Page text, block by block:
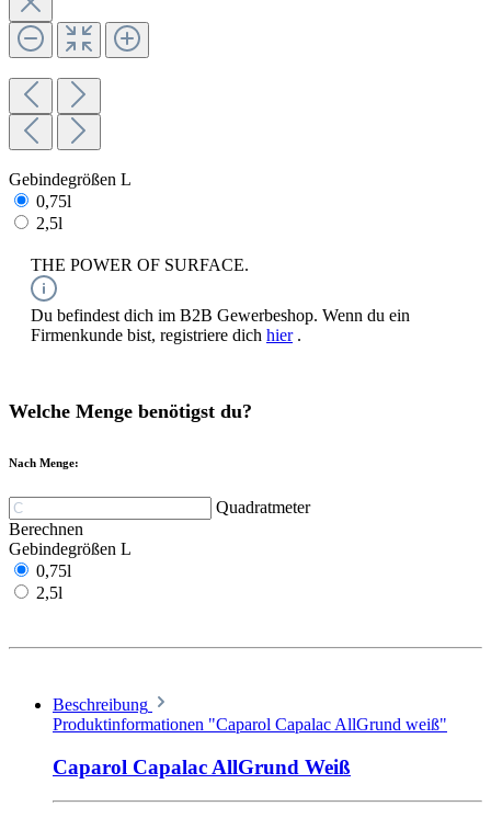
Gebindegrößen L
0,75l
2,5l
THE POWER OF SURFACE.
Du befindest dich im B2B Gewerbeshop. Wenn du ein
Firmenkunde bist, registriere dich hier.
Welche Menge benötigst du?
Nach Menge:
Quadratmeter
Berechnen
Gebindegrößen L
0,75l
2,5l
Beschreibung
Produktinformationen "Caparol Capalac AllGrund weiß"
Caparol Capalac AllGrund Weiß